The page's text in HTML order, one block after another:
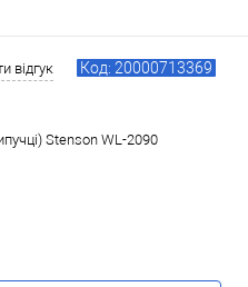
відгук Код: 20000713369
Stenson WL-2090